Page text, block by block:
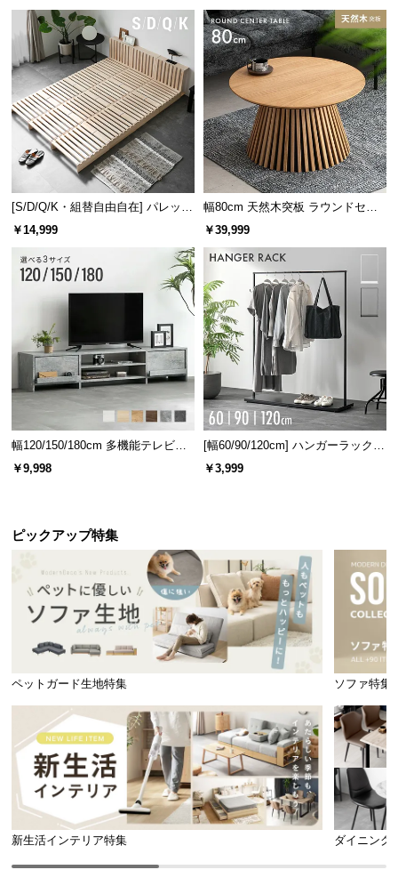
[S/D/Q/K・組替自由自在] パレット
ベッド 8/12/16枚セット
￥14,999
幅80cm 天然木突板 ラウンドセン
ターテーブル 美しい格子デザイン
￥39,999
幅120/150/180cm 多機能テレビボ
ード 木目/石目調 オープン収納・
引き出し収納付き
￥9,998
[幅60/90/120cm] ハンガーラック
スチール 4段階高さ調節 サイドフ
ック オープンラック シンプル
￥3,999
ピックアップ特集
ペットガード生地特集 ソファ特集
新生活インテリア特集 ダイニング